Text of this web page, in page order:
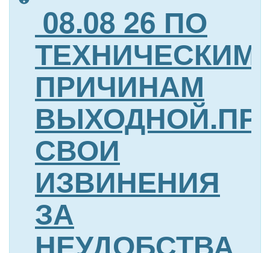
08.08 26 ПО
ТЕХНИЧЕСКИМ
ПРИЧИНАМ
СВОИ
ИЗВИНЕНИЯ
ЗА